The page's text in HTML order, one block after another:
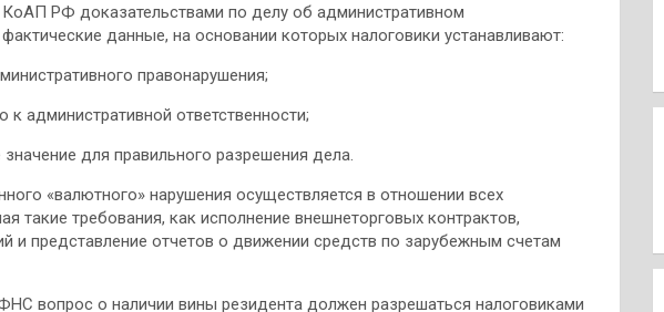
КоАП РФ доказательствами по делу об административном
данные, на основании которых налоговики устанавливают:
правонарушения;
административной ответственности;
для правильного разрешения дела.
«валютного» нарушения осуществляется в отношении всех
такие требования, как исполнение внешнеторговых контрактов,
и представление отчетов о движении средств по зарубежным счетам
вопрос о наличии вины резидента должен разрешаться налоговиками